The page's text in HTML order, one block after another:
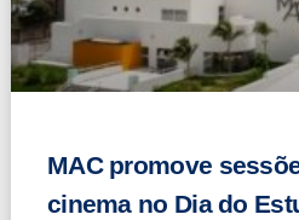
MAC promove
cinema no Dia do